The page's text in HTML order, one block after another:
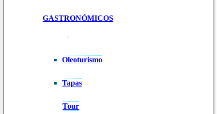
GASTRONÓMICOS
Oleoturismo
Tapas
Tour